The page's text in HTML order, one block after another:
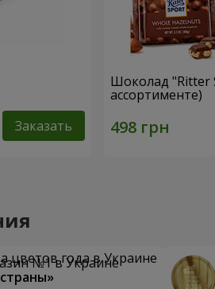
Заказать
Шоколад "Ritter
ассортименте)
цветов года в Украине